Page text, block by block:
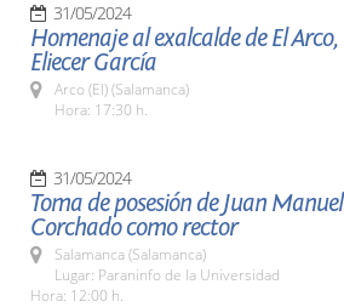
31/05/2024
Homenaje al exalcalde de El Arco,
Eliecer García
Arco (El) (Salamanca)
Hora: 17:30 h.
31/05/2024
Toma de posesión de Juan Manuel
Corchado como rector
Salamanca (Salamanca)
Lugar: Paraninfo de la Universidad
Hora: 12:00 h.